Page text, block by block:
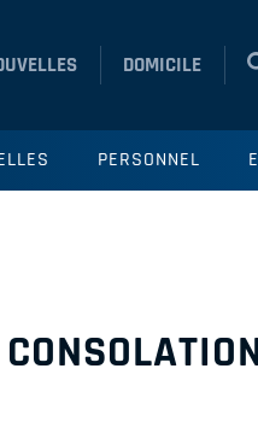
DOMICILE
PERSONNEL